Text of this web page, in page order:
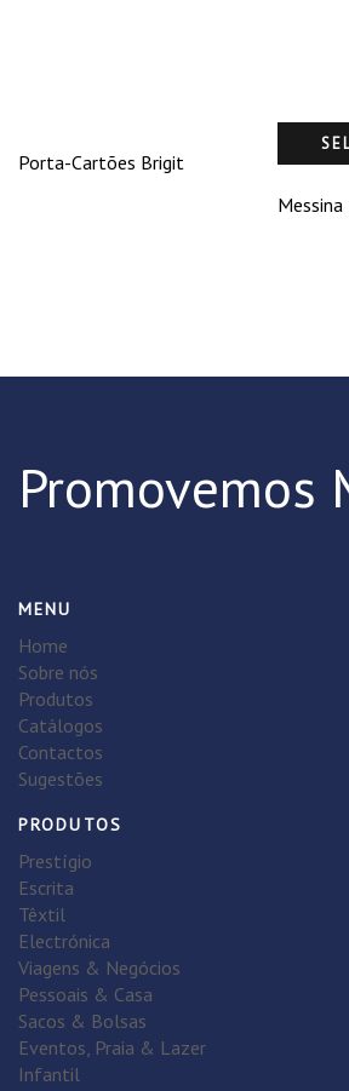
Porta-Cartões Brigit
Messina
Promovemos
MENU
Home
Sobre nós
Produtos
Catálogos
Contactos
Sugestões
PRODUTOS
Prestígio
Escrita
Têxtil
Electrónica
Viagens & Negócios
Pessoais & Casa
Sacos & Bolsas
Eventos, Praia & Lazer
Infantil